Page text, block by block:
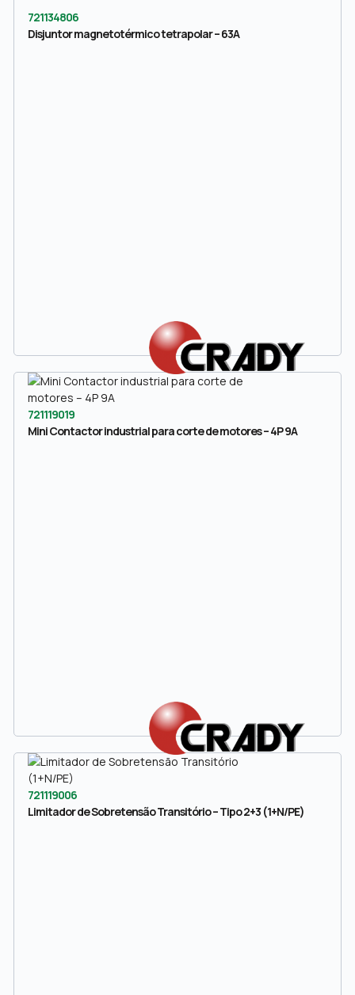
721134806
Disjuntor magnetotérmico tetrapolar – 63A
721119019
Mini Contactor industrial para corte de motores – 4P 9A
721119006
Limitador de Sobretensão Transitório – Tipo 2+3 (1+N/PE)